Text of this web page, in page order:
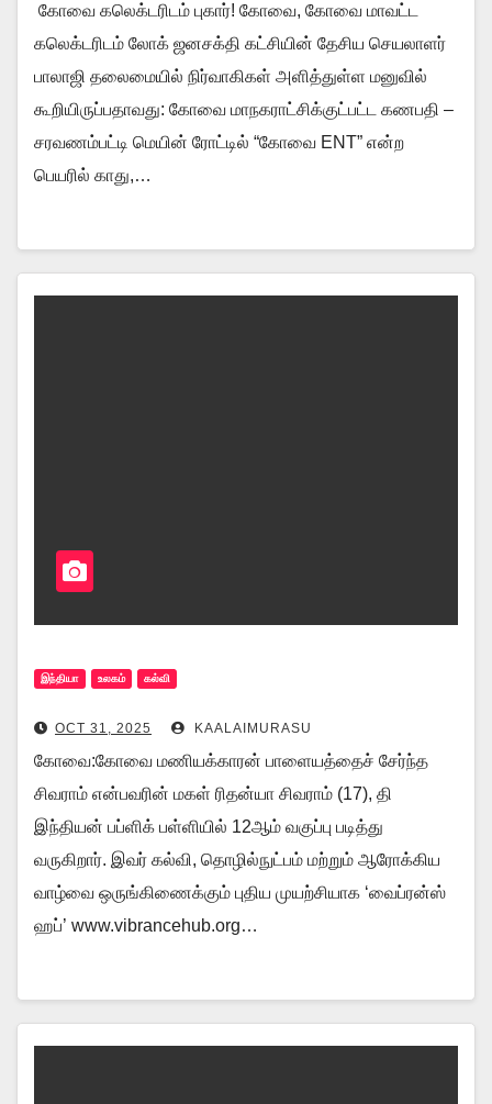
கோவை கலெக்டரிடம் புகார்! கோவை, கோவை மாவட்ட
கலெக்டரிடம் லோக் ஜனசக்தி கட்சியின் தேசிய செயலாளர்
பாலாஜி தலைமையில் நிர்வாகிகள் அளித்துள்ள மனுவில்
கூறியிருப்பதாவது: கோவை மாநகராட்சிக்குட்பட்ட கணபதி –
சரவணம்பட்டி மெயின் ரோட்டில் “கோவை ENT” என்ற
பெயரில் காது,…
இந்தியா உலகம் கல்வி
OCT 31, 2025 KAALAIMURASU
கோவை:கோவை மணியக்காரன் பாளையத்தைச் சேர்ந்த
சிவராம் என்பவரின் மகள் ரிதன்யா சிவராம் (17), தி
இந்தியன் பப்ளிக் பள்ளியில் 12ஆம் வகுப்பு படித்து
வருகிறார். இவர் கல்வி, தொழில்நுட்பம் மற்றும் ஆரோக்கிய
வாழ்வை ஒருங்கிணைக்கும் புதிய முயற்சியாக ‘வைப்ரன்ஸ்
ஹப்’ www.vibrancehub.org…